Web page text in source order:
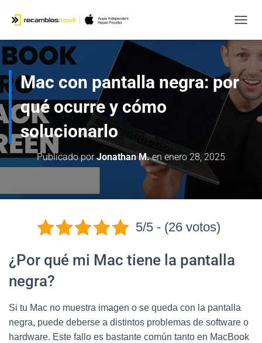
Mac con pantalla negra: por
qué ocurre y cómo
solucionarlo
Publicado porJonathan M.en enero 28, 2025
5/5 - (26 votos)
¿Por qué mi Mac tiene la pantalla
negra?
Si tu Mac no muestra imagen o se queda con la pantalla
negra, puede deberse a distintos problemas de software o
hardware. Este fallo es bastante común tanto en MacBook